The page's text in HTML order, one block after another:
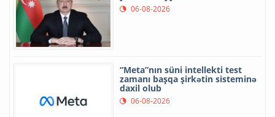
06-08-2026
“Meta”nın süni intellekti test
zamanı başqa şirkətin sisteminə
daxil olub
06-08-2026